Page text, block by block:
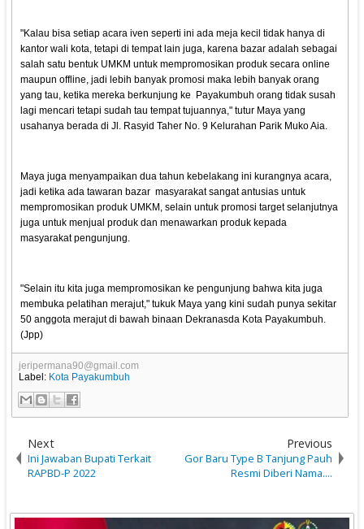
"Kalau bisa setiap acara iven seperti ini ada meja kecil tidak hanya di
kantor wali kota, tetapi di tempat lain juga, karena bazar adalah sebagai
salah satu bentuk UMKM untuk mempromosikan produk secara online
maupun offline, jadi lebih banyak promosi maka lebih banyak orang
yang tau, ketika mereka berkunjung ke Payakumbuh orang tidak susah
lagi mencari tetapi sudah tau tempat tujuannya," tutur Maya yang
usahanya berada di Jl. Rasyid Taher No. 9 Kelurahan Parik Muko Aia.
Maya juga menyampaikan dua tahun kebelakang ini kurangnya acara,
jadi ketika ada tawaran bazar masyarakat sangat antusias untuk
mempromosikan produk UMKM, selain untuk promosi target selanjutnya
juga untuk menjual produk dan menawarkan produk kepada
masyarakat pengunjung.
"Selain itu kita juga mempromosikan ke pengunjung bahwa kita juga
membuka pelatihan merajut," tukuk Maya yang kini sudah punya sekitar
50 anggota merajut di bawah binaan Dekranasda Kota Payakumbuh.
(Jpp)
jeripermana90@gmail.com
Label: Kota Payakumbuh
Next
Ini Jawaban Bupati Terkait
RAPBD-P 2022
Previous
Gor Baru Type B Tanjung Pauh
Resmi Diberi Nama....